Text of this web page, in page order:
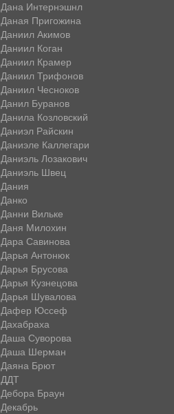
Дана Интернэшнл
Даная Пригожина
Даниил Акимов
Даниил Коган
Даниил Крамер
Даниил Трифонов
Даниил Чесноков
Данил Буранов
Данила Козловский
Даниэл Райскин
Даниэле Каллегари
Даниэль Лозакович
Даниэль Швец
Дания
Данко
Данни Вильке
Даня Милохин
Дара Савинова
Дарья Антонюк
Дарья Брусова
Дарья Кузнецова
Дарья Шувалова
Дафер Юссеф
Дахабраха
Даша Суворова
Даша Шерман
Даяна Брют
ДДТ
Дебора Браун
Декабрь